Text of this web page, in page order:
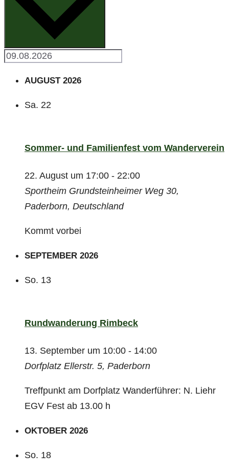
AUGUST 2026
Sa. 22
Sommer- und Familienfest vom Wanderverein
22. August um 17:00 - 22:00
Sportheim Grundsteinheimer Weg 30,
Paderborn, Deutschland
Kommt vorbei
SEPTEMBER 2026
So. 13
Rundwanderung Rimbeck
13. September um 10:00 - 14:00
Dorfplatz Ellerstr. 5, Paderborn
Treffpunkt am Dorfplatz Wanderführer: N. Liehr
EGV Fest ab 13.00 h
OKTOBER 2026
So. 18